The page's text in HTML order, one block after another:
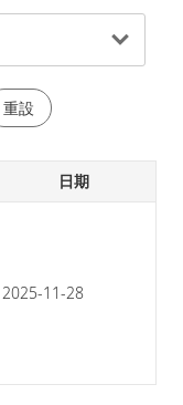
重設
日期
2025-11-28